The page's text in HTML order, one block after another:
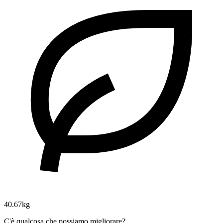
40.67kg
C'è qualcosa che possiamo migliorare?